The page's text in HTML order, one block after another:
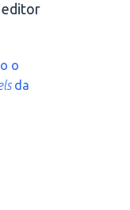
editor
o
da